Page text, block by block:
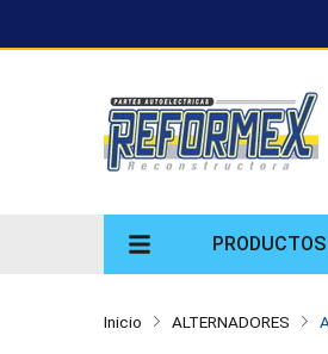
PRODUCTOS
Inicio ALTERNADORES